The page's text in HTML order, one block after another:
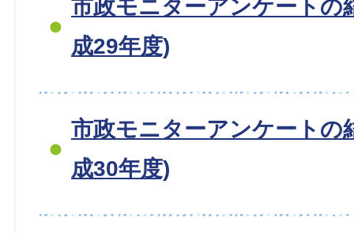
市政モニターアンケートの
成29年度)
市政モニターアンケートの
成30年度)